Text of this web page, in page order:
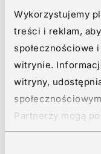
Wykorzystujemy
treści i reklam,
społecznościowe
witrynie.
witryny,
Partnerzy mogą
danymi
Podpisz
lub przekaż
a